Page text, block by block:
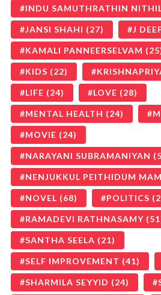
INDU SAMUTHRATHIN
JANSI SHAHI (27) J
KAMALI PANNEERSELVAM
KIDS (22)
LIFE (24) LOVE (28)
MENTAL HEALTH (24)
MOVIE (24)
NARAYANI SUBRAMANIYAN
NENJUKKUL PEITHIDUM
NOVEL (68) POLITICS
RAMADEVI RATHNASAMY
SANTHA SEELA (21)
SELF IMPROVEMENT (41)
SHARMILA SEYYID (24)